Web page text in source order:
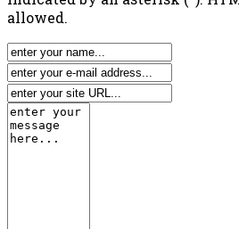
allowed.